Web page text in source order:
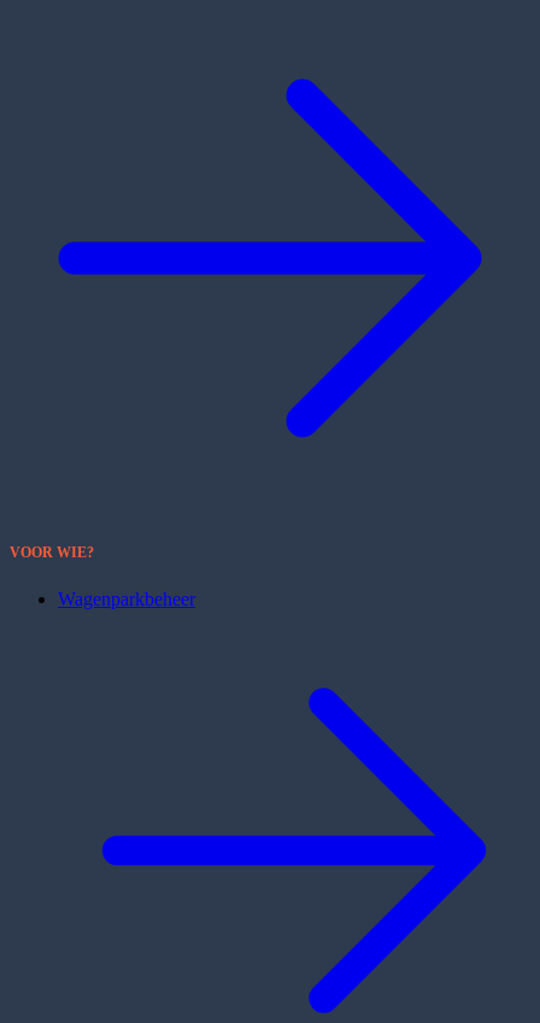
VOOR WIE?
Wagenparkbeheer